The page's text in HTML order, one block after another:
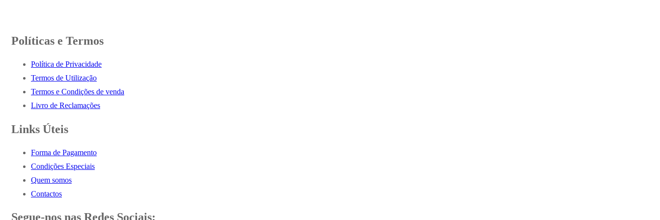
Políticas e Termos
Política de Privacidade
Termos de Utilização
Termos e Condições de venda
Livro de Reclamações
Links Úteis
Forma de Pagamento
Condições Especiais
Quem somos
Contactos
Segue-nos nas Redes Sociais: